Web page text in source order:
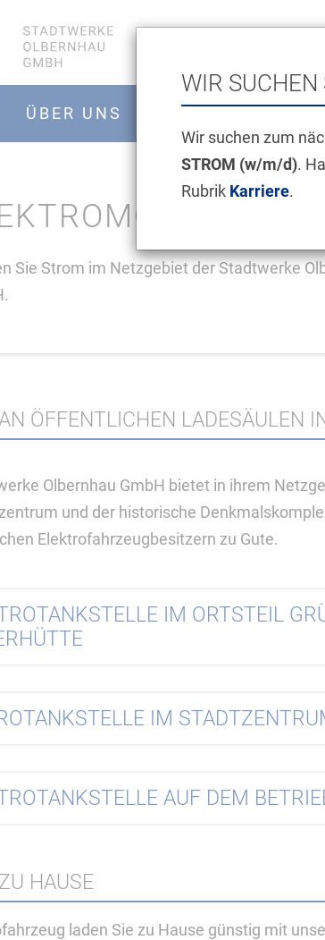
ÜBER UNS
Sie Strom im Netzgebiet der Stadtwerke
ÖFFENTLICHEN LADESÄULEN
Olbernhau GmbH bietet in ihrem
und der historische
Elektrofahrzeugbesitzern zu Gute.
IM ORTSTEIL
IM
AUF DEM
HAUSE
laden Sie zu Hause günstig mit
WIR
Wir suchen zum
STROM (w/m/d).
Rubrik Karriere.